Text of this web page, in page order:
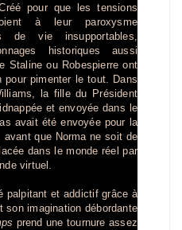
pour que les tensions
à leur paroxysme
de vie insupportables,
historiques aussi
Staline ou Robespierre ont
pimenter le tout. Dans
la fille du Président
et envoyée dans le
avait été envoyée pour la
que Norma ne soit de
dans le monde réel par
virtuel.
palpitant et addictif grâce à
son imagination débordante
prend une tournure assez